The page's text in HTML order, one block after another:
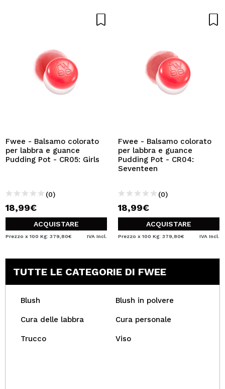
Fwee - Balsamo colorato
per labbra e guance
Pudding Pot - CR05: Girls
(0)
18,99€
ACQUISTARE
Prezzo x 100 Kg: 379,80€ IVA Incl.
Fwee - Balsamo colorato
per labbra e guance
Pudding Pot - CR04:
Seventeen
(0)
18,99€
ACQUISTARE
Prezzo x 100 Kg: 379,80€ IVA Incl.
TUTTE LE CATEGORIE DI FWEE
Blush Blush in polvere
Cura delle labbra Cura personale
Trucco Viso